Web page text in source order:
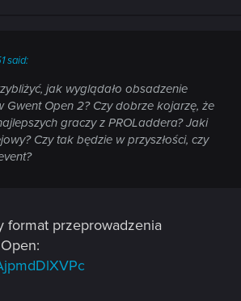
said:
jak wyglądało obsadzenie
Gwent Open 2? Czy dobrze kojarzę, że
graczy z PROLaddera? Jaki
Czy tak będzie w przyszłości, czy
format przeprowadzenia